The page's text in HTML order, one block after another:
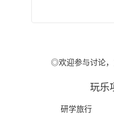
◎欢迎参与讨论，
玩乐
研学旅行